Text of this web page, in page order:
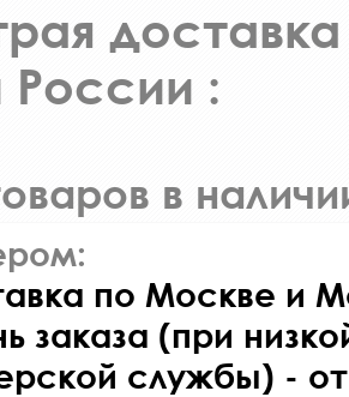
доставка
России :
в
по Москве и
заказа (при
службы) -